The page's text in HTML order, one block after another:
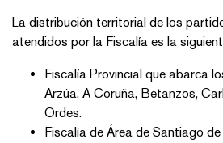
La distribución territorial de los
atendidos por la Fiscalía es la
Fiscalía Provincial que abarca
Arzúa, A Coruña, Betanzos,
Ordes.
Fiscalía de Área de Santiago